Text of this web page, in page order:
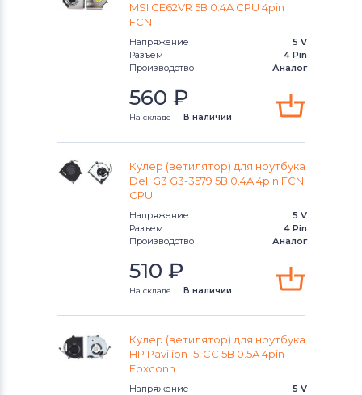
MSI GE62VR 5В 0.4A CPU 4pin
FCN
Напряжение
5 V
Разъем
4 Pin
Производство
Аналог
560 ₽
На складе В наличии
Кулер (ветилятор) для ноутбука
Dell G3 G3-3579 5В 0.4A 4pin FCN
CPU
Напряжение
5 V
Разъем
4 Pin
Производство
Аналог
510 ₽
На складе В наличии
Кулер (ветилятор) для ноутбука
HP Pavilion 15-CC 5В 0.5A 4pin
Foxconn
Напряжение
5 V